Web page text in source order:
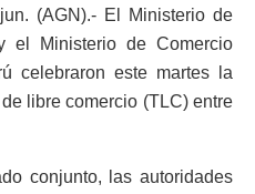
(AGN).- El Ministerio de
el Ministerio de Comercio
celebraron este martes la
libre comercio (TLC) entre
conjunto, las autoridades